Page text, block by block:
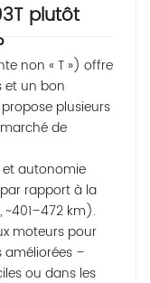
plutôt
non « T ») offre
et un bon
plusieurs
de
et autonomie
rapport à la
km).
moteurs pour
–
ou dans les